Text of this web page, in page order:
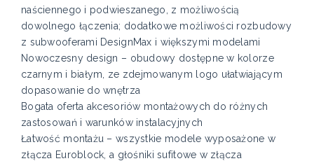
naściennego i podwieszanego, z możliwością
dowolnego łączenia; dodatkowe możliwości rozbudowy
z subwooferami DesignMax i większymi modelami
Nowoczesny design – obudowy dostępne w kolorze
czarnym i białym, ze zdejmowanym logo ułatwiającym
dopasowanie do wnętrza
Bogata oferta akcesoriów montażowych do różnych
zastosowań i warunków instalacyjnych
Łatwość montażu – wszystkie modele wyposażone w
złącza Euroblock, a głośniki sufitowe w złącza